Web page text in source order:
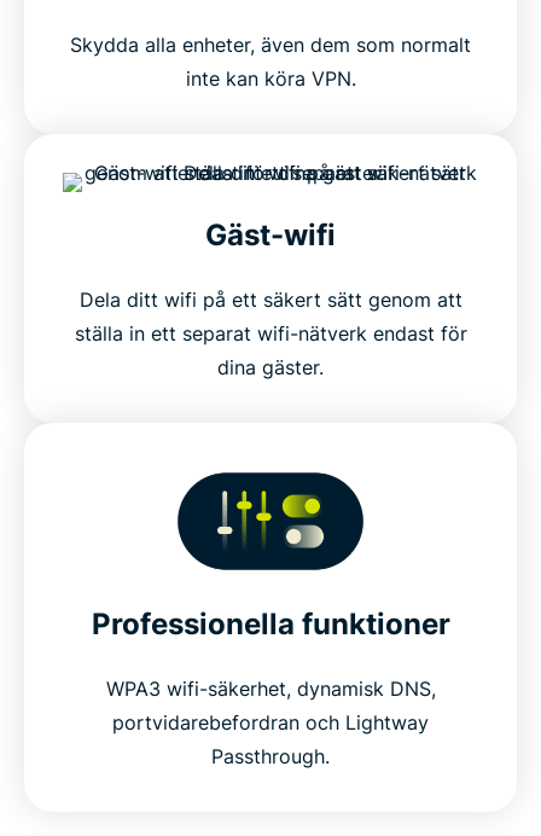
Skydda alla enheter, även dem som normalt
inte kan köra VPN.
Gäst-wifi
Dela ditt wifi på ett säkert sätt genom att
ställa in ett separat wifi-nätverk endast för
dina gäster.
Professionella funktioner
WPA3 wifi-säkerhet, dynamisk DNS,
portvidarebefordran och Lightway
Passthrough.